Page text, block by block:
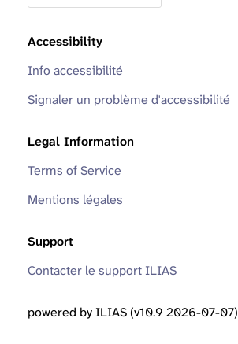
Accessibility
Info accessibilité
Signaler un problème d'accessibilité
Legal Information
Terms of Service
Mentions légales
Support
Contacter le support ILIAS
powered by ILIAS (v10.9 2026-07-07)